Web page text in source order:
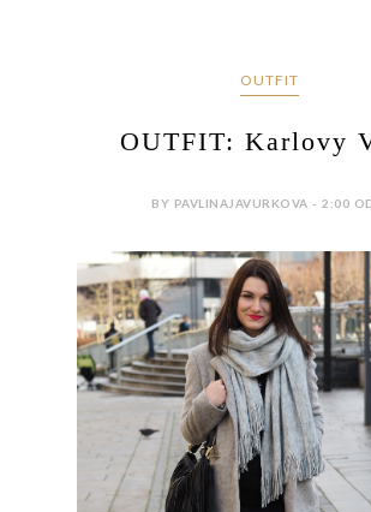
OUTFIT
OUTFIT: Karlovy
BY PAVLINAJAVURKOVA - 2:00